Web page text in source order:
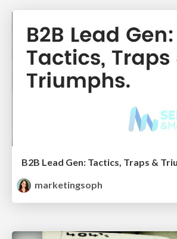
B2B Lead Gen: Tactics, Traps &
marketingsoph